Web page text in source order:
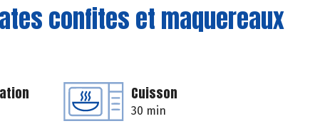
confites et maquereaux
Cuisson
30 min